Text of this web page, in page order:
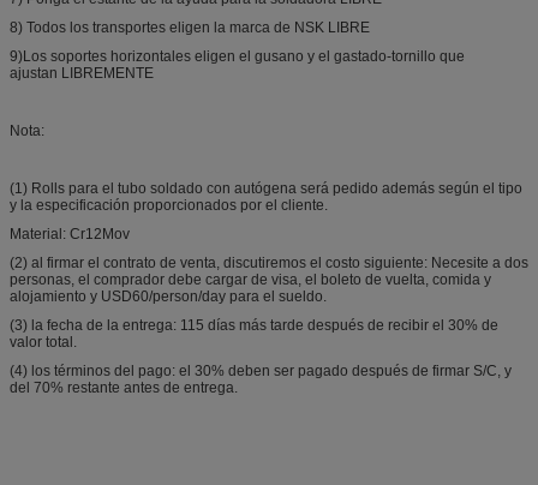
8) Todos los transportes eligen la marca de NSK LIBRE
9)Los soportes horizontales eligen el gusano y el gastado-tornillo que
ajustan LIBREMENTE
Nota:
(1) Rolls para el tubo soldado con autógena será pedido además según el tipo
y la especificación proporcionados por el cliente.
Material: Cr12Mov
(2) al firmar el contrato de venta, discutiremos el costo siguiente: Necesite a dos
personas, el comprador debe cargar de visa, el boleto de vuelta, comida y
alojamiento y USD60/person/day para el sueldo.
(3) la fecha de la entrega: 115 días más tarde después de recibir el 30% de
valor total.
(4) los términos del pago: el 30% deben ser pagado después de firmar S/C, y
del 70% restante antes de entrega.